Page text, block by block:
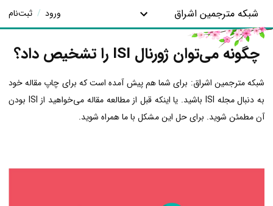
شبکه مترجمین اشراق ورود / ثبت‌نام
چگونه می‌توان ژورنال ISI را تشخیص داد؟
شبکه مترجمین اشراق: برای شما هم پیش آمده است که برای چاپ مقاله خود
به دنبال مجله ISI باشید. یا اینکه قبل از مطالعه مقاله می‌خواهید از ISI بودن
آن مطمئن شوید. برای حل این مشکل با ما همراه شوید.